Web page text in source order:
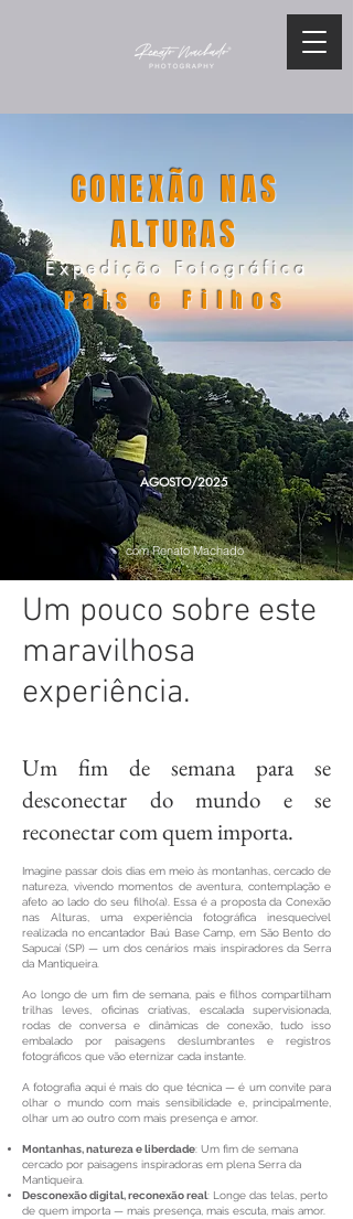
CONEXÃO NAS
ALTURAS
Pais e Filhos
Expedição Fotográfica
AGOSTO/2025
com Renato Machado
Um pouco sobre este
maravilhosa
experiência.
Um fim de semana para se
desconectar do mundo e se
reconectar com quem importa.
Imagine passar dois dias em meio às montanhas, cercado de
natureza, vivendo momentos de aventura, contemplação e
afeto ao lado do seu filho(a). Essa é a proposta da Conexão
nas Alturas, uma experiência fotográfica inesquecível
realizada no encantador Baú Base Camp, em São Bento do
Sapucaí (SP) — um dos cenários mais inspiradores da Serra
da Mantiqueira.
Ao longo de um fim de semana, pais e filhos compartilham
trilhas leves, oficinas criativas, escalada supervisionada,
rodas de conversa e dinâmicas de conexão, tudo isso
embalado por paisagens deslumbrantes e registros
fotográficos que vão eternizar cada instante.
A fotografia aqui é mais do que técnica — é um convite para
olhar o mundo com mais sensibilidade e, principalmente,
olhar um ao outro com mais presença e amor.
Montanhas, natureza e liberdade: Um fim de semana
cercado por paisagens inspiradoras em plena Serra da
Mantiqueira.
Desconexão digital, reconexão real: Longe das telas, perto
de quem importa — mais presença, mais escuta, mais amor.